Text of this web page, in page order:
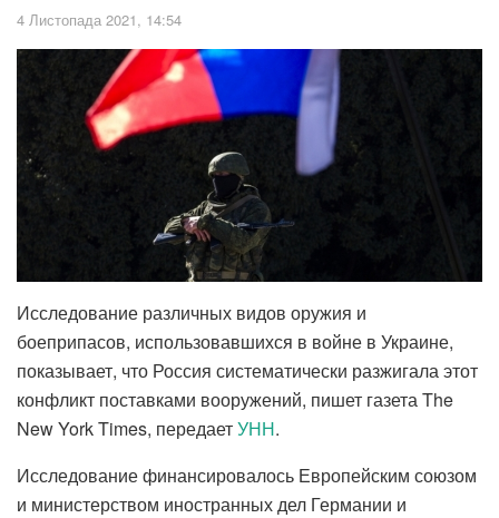
4 Листопада 2021, 14:54
Исследование различных видов оружия и
боеприпасов, использовавшихся в войне в Украине,
показывает, что Россия систематически разжигала этот
конфликт поставками вооружений, пишет газета The
New York Times, передаетУНН.
Исследование финансировалось Европейским союзом
и министерством иностранных дел Германии и